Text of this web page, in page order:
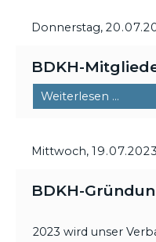
Donnerstag,
BDKH-
Weiterlesen …
Mittwoch, 19.07.2023
BDKH-
2023 wird unser